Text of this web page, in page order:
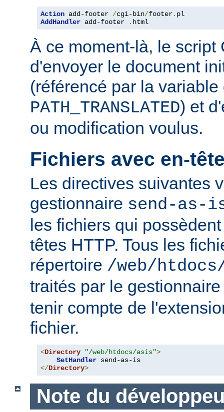
Action add-footer /cgi-bin/footer.
AddHandler add-footer . html
À ce moment-là, le script
d'envoyer le document
(référencé par la
PATH_TRANSLATED) et
ou modification voulus.
Fichiers avec en-
Les directives suivantes
gestionnaire send-as-
les fichiers qui
têtes HTTP. Tous les
répertoire /web/
traités par le
tenir compte de
fichier.
<Directory "/web/htdocs/asis">
SetHandler
</Directory>
Note du